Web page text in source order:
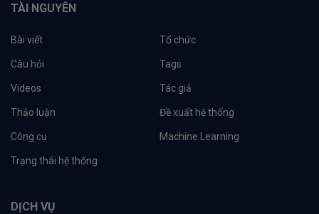
TÀI NGUYÊN
Bài viết Tổ chức
Câu hỏi Tags
Videos Tác giả
Thảo luận Đề xuất hệ thống
Công cụ Machine Learning
Trạng thái hệ thống
DỊCH VỤ